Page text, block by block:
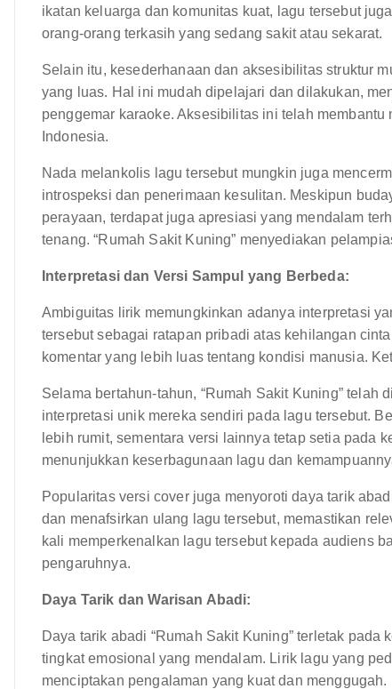
ikatan keluarga dan komunitas kuat, lagu tersebut
orang-orang terkasih yang sedang sakit atau sekarat.
Selain itu, kesederhanaan dan aksesibilitas struktur
yang luas. Hal ini mudah dipelajari dan dilakukan,
penggemar karaoke. Aksesibilitas ini telah
Indonesia.
Nada melankolis lagu tersebut mungkin juga
introspeksi dan penerimaan kesulitan. Meskipun
perayaan, terdapat juga apresiasi yang mendalam
tenang. “Rumah Sakit Kuning” menyediakan
Interpretasi dan Versi Sampul yang Berbeda:
Ambiguitas lirik memungkinkan adanya interpretasi
tersebut sebagai ratapan pribadi atas kehilangan
komentar yang lebih luas tentang kondisi manusia.
Selama bertahun-tahun, “Rumah Sakit Kuning”
interpretasi unik mereka sendiri pada lagu tersebut.
lebih rumit, sementara versi lainnya tetap setia pada
menunjukkan keserbagunaan lagu dan
Popularitas versi cover juga menyoroti daya tarik
dan menafsirkan ulang lagu tersebut, memastikan
kali memperkenalkan lagu tersebut kepada audiens
pengaruhnya.
Daya Tarik dan Warisan Abadi:
Daya tarik abadi “Rumah Sakit Kuning” terletak
tingkat emosional yang mendalam. Lirik lagu yang
menciptakan pengalaman yang kuat dan menggugah.